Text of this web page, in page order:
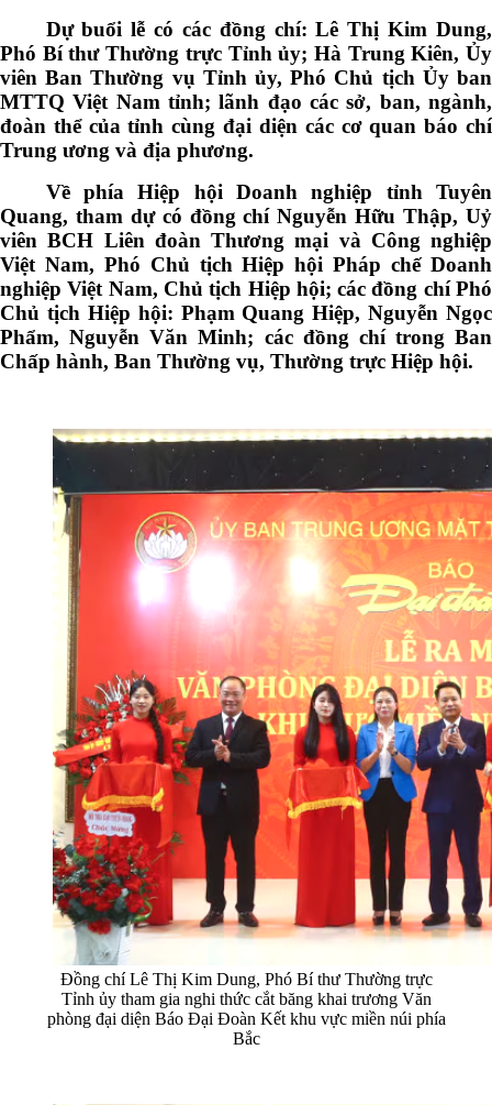
Dự buổi lễ có các đồng chí: Lê Thị Kim Dung,
Phó Bí thư Thường trực Tỉnh ủy; Hà Trung Kiên, Ủy
viên Ban Thường vụ Tỉnh ủy, Phó Chủ tịch Ủy ban
MTTQ Việt Nam tỉnh; lãnh đạo các sở, ban, ngành,
đoàn thể của tỉnh cùng đại diện các cơ quan báo chí
Trung ương và địa phương.
Về phía Hiệp hội Doanh nghiệp tỉnh Tuyên
Quang, tham dự có đồng chí Nguyễn Hữu Thập, Uỷ
viên BCH Liên đoàn Thương mại và Công nghiệp
Việt Nam, Phó Chủ tịch Hiệp hội Pháp chế Doanh
nghiệp Việt Nam, Chủ tịch Hiệp hội; các đồng chí Phó
Chủ tịch Hiệp hội: Phạm Quang Hiệp, Nguyễn Ngọc
Phẩm, Nguyễn Văn Minh; các đồng chí trong Ban
Chấp hành, Ban Thường vụ, Thường trực Hiệp hội.
Đồng chí Lê Thị Kim Dung, Phó Bí thư Thường trực
Tỉnh ủy tham gia nghi thức cắt băng khai trương Văn
phòng đại diện Báo Đại Đoàn Kết khu vực miền núi phía
Bắc